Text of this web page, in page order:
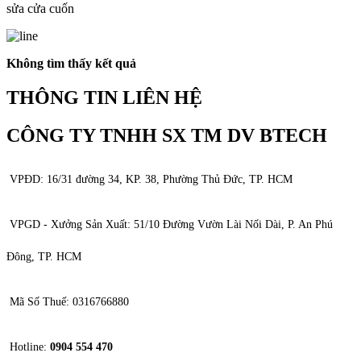
sửa cửa cuốn
Không tìm thấy kết quả
THÔNG TIN LIÊN HỆ
CÔNG TY TNHH SX TM DV BTECH
VPĐD: 16/31 đường 34, KP. 38, Phường Thủ Đức, TP. HCM
VPGD - Xưởng Sản Xuất: 51/10 Đường Vườn Lài Nối Dài, P. An Phú
Đông, TP. HCM
Mã Số Thuế: 0316766880
Hotline: 0904 554 470